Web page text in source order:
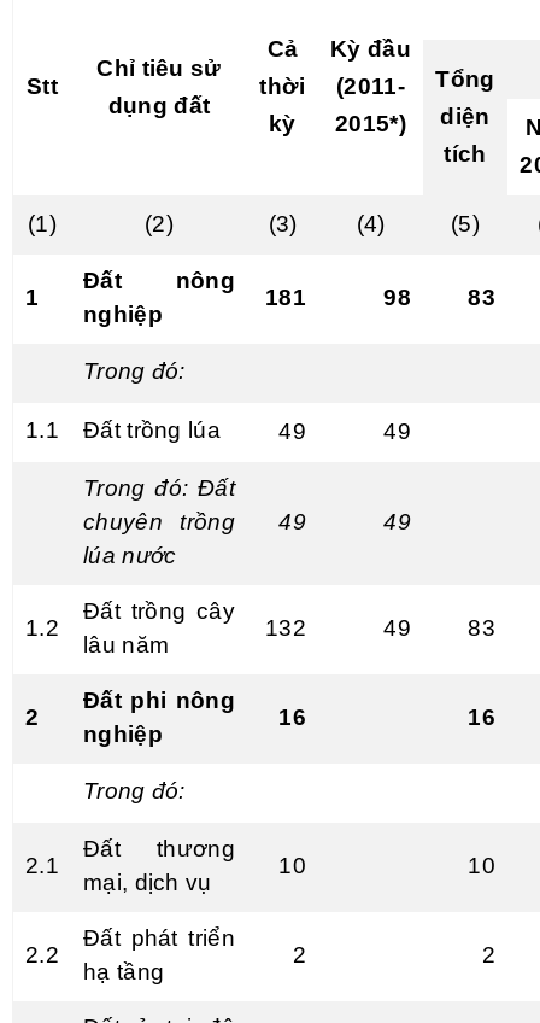
Stt
Chỉ tiêu sử
dụng đất
Cả
thời
kỳ
Kỳ đầu
(2011-
2015*)
Tổng
diện
tích
(1) (2) (3) (4) (5)
1
Đất nông
nghiệp
181 98 83
Trong đó:
1.1 Đấttrồng lúa 49 49
Trong đó: Đất
chuyên trồng
lúa nước
49 49
1.2
Đất trồng cây
lâu năm
132 49 83
2
Đất phi nông
nghiệp
16 16
Trong đó:
2.1
Đất thương
mại, dịch vụ
10 10
2.2
Đất phát triển
hạ tầng
2 2